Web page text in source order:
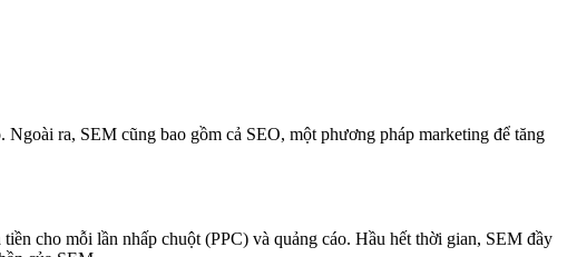
ra, SEM cũng bao gồm cả SEO, một phương pháp marketing để tăng
cho mỗi lần nhấp chuột (PPC) và quảng cáo. Hầu hết thời gian, SEM đầy